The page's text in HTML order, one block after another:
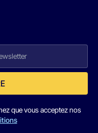
que vous acceptez nos